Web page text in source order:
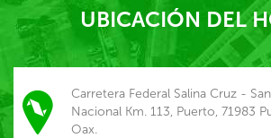
UBICACIÓN DEL
Carretera Federal Salina Cruz -
Nacional Km. 113, Puerto, 71983
Oax.